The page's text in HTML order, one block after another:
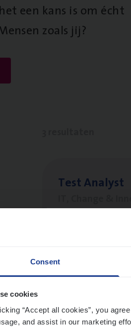
Consent
cookies
“Accept all cookies”, you
and assist in our marketing
een kans is om écht
zoals jij?
Test Ana­lyst
(Agi­le)IT
Antwerpen